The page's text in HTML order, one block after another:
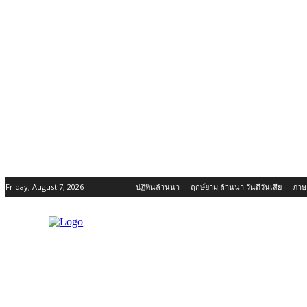
Friday, August 7, 2026 ปฏิทินล้านนา ฤกษ์ยาม ล้านนา วันดีวันเสีย ภา